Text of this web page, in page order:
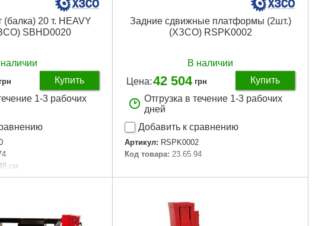
20 т. HEAVY
SBHD0020
грн
Купить
1-3 рабочих
см
230 мм
Задние сдвижные платформы (2шт.)
(ХЗСО) RSPK0002
В наличии
Цена:42 504 грн
Купить
Отгрузка в течение 1-3 рабочих
дней
Добавить к сравнению
Артикул: RSPK0002
Код товара: 23.65.94
Подробнее...